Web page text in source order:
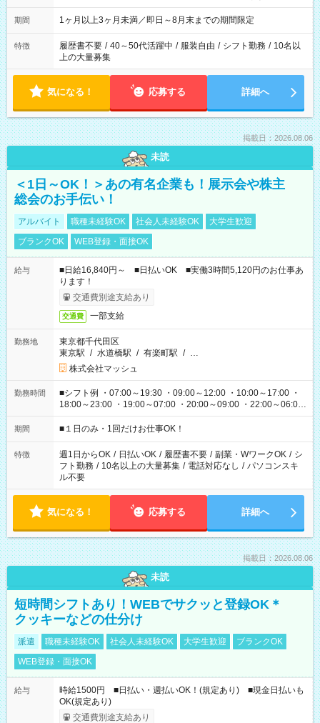
ます
期間 1ヶ月以上3ヶ月未満／即日～8月末までの期間限定
特徴 履歴書不要 / 40～50代活躍中 / 服装自由 / シフト勤務 / 10名以
上の大量募集
気になる！ 応募する 詳細へ
掲載日：2026.08.06
未読
＜1日～OK！＞あの有名企業も！展示会や株主
総会のお手伝い！
アルバイト 職種未経験OK 社会人未経験OK
大学生歓迎
ブランクOK
WEB登録・面接OK
給与
■日給16,840円～ ■日払いOK ■実働3時間5,120円のお仕事あ
ります！
交通費別途支給あり
交通費 一部支給
勤務地
東京都千代田区
東京駅 / 水道橋駅 / 有楽町駅 / …
株式会社マッシュ
勤務時間
■シフト例 ・07:00～19:30 ・09:00～12:00 ・10:00～17:00 ・
18:00～23:00 ・19:00～07:00 ・20:00～09:00 ・22:00～06:00
etc ★最短で3時間で5,120円のお仕事から 15時間で2万円近く稼
げるお仕事も！ ご希望のお時間に合わせてご紹介！ ※シフトは
ください！
期間 ■１日のみ・1回だけお仕事OK！
特徴 週1日からOK / 日払いOK / 履歴書不要 / 副業・WワークOK / シ
フト勤務 / 10名以上の大量募集 / 電話対応なし / パソコンスキ
ル不要
気になる！ 応募する 詳細へ
掲載日：2026.08.06
未読
短時間シフトあり！WEBでサクッと登録OK＊
クッキーなどの仕分け
派遣 職種未経験OK 社会人未経験OK 大学生歓迎
ブランクOK
WEB登録・面接OK
給与
時給1500円 ■日払い・週払いOK！(規定あり) ■現金日払いも
OK(規定あり)
交通費別途支給あり